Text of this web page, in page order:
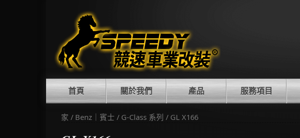
首頁 關於我們 產品 服務項目
家 / Benz｜賓士 / G-Class 系列 / GL X166